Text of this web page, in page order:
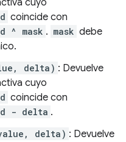
cuyo
coincide con
^ mask . mask debe
delta) : Devuelve
cuyo
coincide con
- delta .
delta) : Devuelve